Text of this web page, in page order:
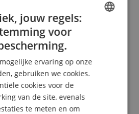
30OR MardiBrass Kunststof
stabiel
weer
en intonatie
kan afwijken
99,00 €
Gratis verzenden (NL)
BTW
jouw regels:
voor
ervaring op onze
gebruiken we cookies.
cookies voor de
van de site, evenals
te meten en om